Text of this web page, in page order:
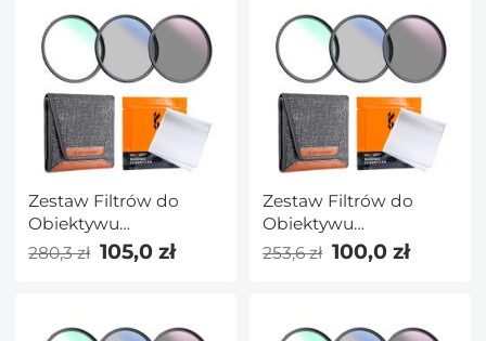
NANO-X
NANO-X
Zestaw Filtrów do
Obiektywu
UV+CPL+ND4 52 mm
ze ściereczką do
Filtry
280,3 zł 105,0 zł
Zestaw Filtrów do
Obiektywu
UV+CPL+ND4 49 mm
ze ściereczką do
Filtry
253,6 zł 100,0 zł